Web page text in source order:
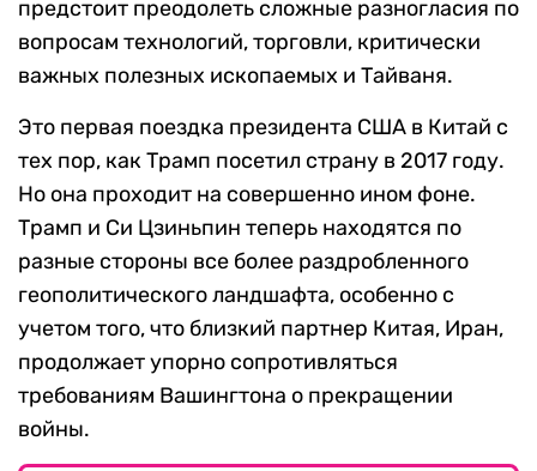
предстоит преодолеть сложные разногласия по
вопросам технологий, торговли, критически
важных полезных ископаемых и Тайваня.
Это первая поездка президента США в Китай с
тех пор, как Трамп посетил страну в 2017 году.
Но она проходит на совершенно ином фоне.
Трамп и Си Цзиньпин теперь находятся по
разные стороны все более раздробленного
геополитического ландшафта, особенно с
учетом того, что близкий партнер Китая, Иран,
продолжает упорно сопротивляться
требованиям Вашингтона о прекращении
войны.